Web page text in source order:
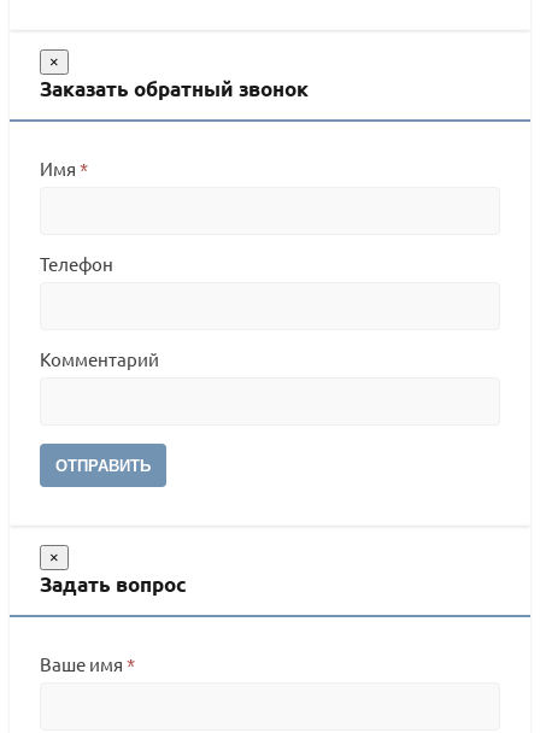
×
Заказать обратный звонок
Имя *
Телефон
Комментарий
ОТПРАВИТЬ
×
Задать вопрос
Ваше имя *